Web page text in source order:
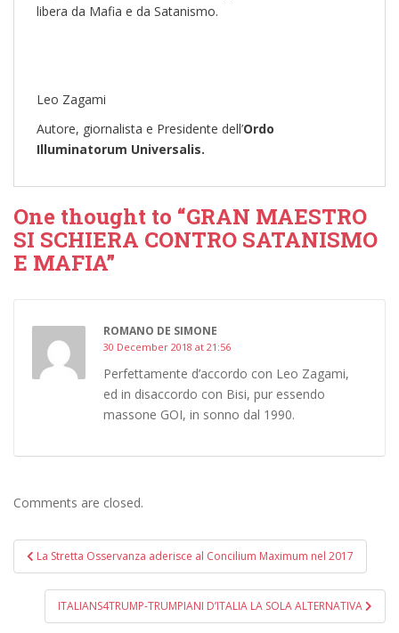
libera da Mafia e da Satanismo.
Leo Zagami
Autore, giornalista e Presidente dell’Ordo
Illuminatorum Universalis.
One thought to “GRAN MAESTRO
SI SCHIERA CONTRO SATANISMO
E MAFIA”
ROMANO DE SIMONE
30 December 2018 at 21:56
Perfettamente d’accordo con Leo Zagami,
ed in disaccordo con Bisi, pur essendo
massone GOI, in sonno dal 1990.
Comments are closed.
Post
navigation
La Stretta Osservanza aderisce al Concilium Maximum nel 2017
ITALIANS4TRUMP-TRUMPIANI D’ITALIA LA SOLA ALTERNATIVA